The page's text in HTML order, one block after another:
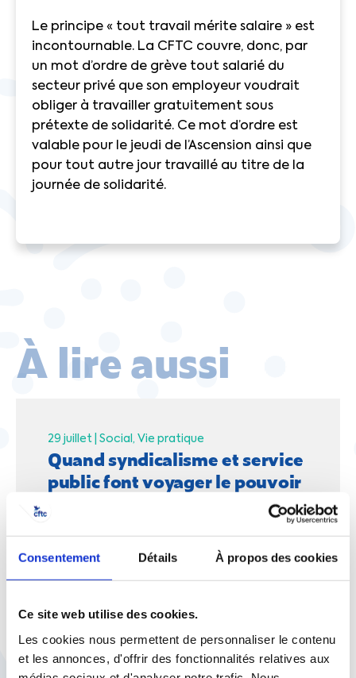
Consentement Détails À propos des cookies
Ce site web utilise des cookies.
Les cookies nous permettent de personnaliser le contenu
et les annonces, d'offrir des fonctionnalités relatives aux
Le principe « tout travail mérite salaire » est
incontournable. La CFTC couvre, donc, par
un mot d’ordre de grève tout salarié du
secteur privé que son employeur voudrait
obliger à travailler gratuitement sous
prétexte de solidarité. Ce mot d’ordre est
valable pour le jeudi de l’Ascension ainsi que
pour tout autre jour travaillé au titre de la
journée de solidarité.
À lire aussi
29 juillet | Social Vie pratique
Quand syndicalisme et service
public font voyager le pouvoir
Lutte contre les violences
sexistes et sexuelles : à